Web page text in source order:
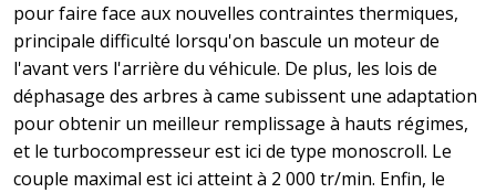
pour faire face aux nouvelles contraintes thermiques,
principale difficulté lorsqu'on bascule un moteur de
l'avant vers l'arrière du véhicule. De plus, les lois de
déphasage des arbres à came subissent une adaptation
pour obtenir un meilleur remplissage à hauts régimes,
et le turbocompresseur est ici de type monoscroll. Le
couple maximal est ici atteint à 2 000 tr/min. Enfin, le